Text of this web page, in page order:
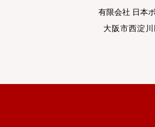
５７歳でも太
有限会社 日本
大阪市西淀